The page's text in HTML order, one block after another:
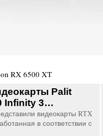
RX 6500 XT
Palit
Infinity 3…
видеокарты RTX
в соответствии с